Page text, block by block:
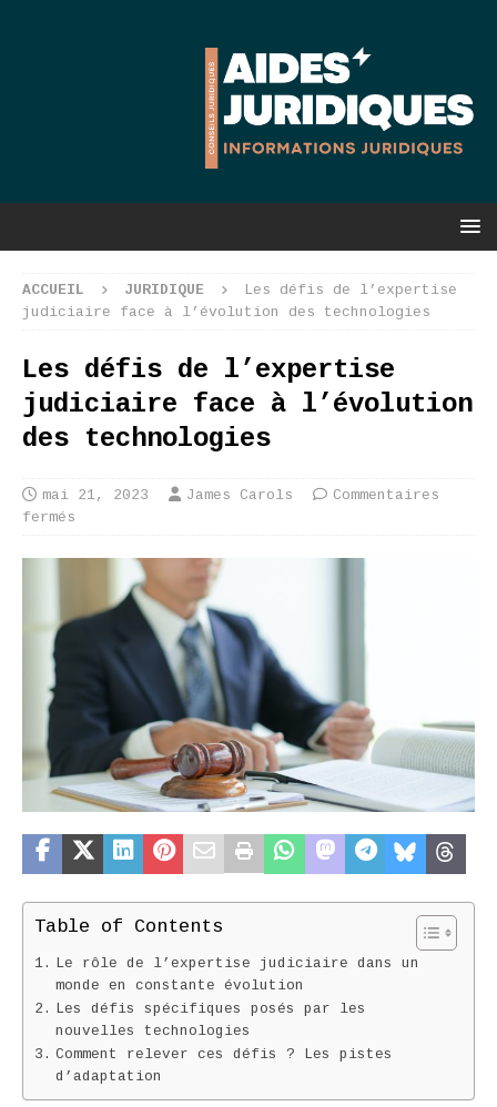
ACCUEIL JURIDIQUE
Les défis de l’expertise
judiciaire face à l’évolution des technologies
Les défis de l’expertise
judiciaire face à l’évolution
des technologies
mai 21, 2023 James Carols
Commentaires
fermés
Table of Contents
Le rôle de l’expertise judiciaire dans un
monde en constante évolution
Les défis spécifiques posés par les
nouvelles technologies
Comment relever ces défis ? Les pistes
d’adaptation